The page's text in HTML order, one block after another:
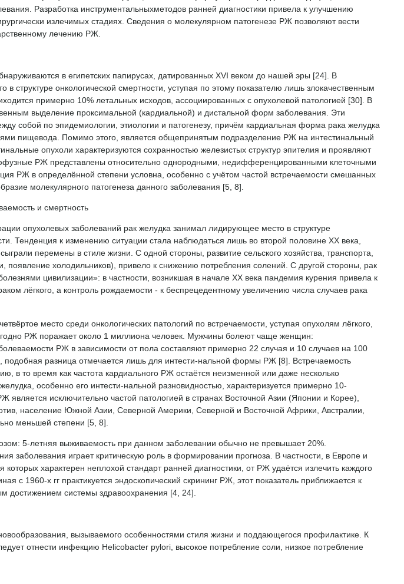
Разработка инструментальныхметодов ранней диагностики привела к улучшению
излечимых стадиях. Сведения о молекулярном патогенезе РЖ позволяют вести
лечению РЖ.
в египетских папирусах, датированных XVI веком до нашей эры [24]. В
структуре онкологической смертности, уступая по этому показателю лишь злокачественным
примерно 10% летальных исходов, ассоциированных с опухолевой патологией [30]. В
выделение проксимальной (кардиальной) и дистальной форм заболевания. Эти
собой по эпидемиологии, этиологии и патогенезу, причём кардиальная форма рака желудка
пищевода. Помимо этого, является общепринятым подразделение РЖ на интестинальный
опухоли характеризуются сохранностью железистых структур эпителия и проявляют
РЖ представлены относительно однородными, недифференцированными клеточными
РЖ в определённой степени условна, особенно с учётом частой встречаемости смешанных
молекулярного патогенеза данного заболевания [5, 8].
и смертность
опухолевых заболеваний рак желудка занимал лидирующее место в структуре
Тенденция к изменению ситуации стала наблюдаться лишь во второй половине ХХ века,
перемены в стиле жизни. С одной стороны, развитие сельского хозяйства, транспорта,
появление холодильников), привело к снижению потребления солений. С другой стороны, рак
цивилизации»: в частности, возникшая в начале ХХ века пандемия курения привела к
лёгкого, а контроль рождаемости - к беспрецедентному увеличению числа случаев рака
место среди онкологических патологий по встречаемости, уступая опухолям лёгкого,
РЖ поражает около 1 миллиона человек. Мужчины болеют чаще женщин:
РЖ в зависимости от пола составляют примерно 22 случая и 10 случаев на 100
подобная разница отмечается лишь для интести-нальной формы РЖ [8]. Встречаемость
в то время как частота кардиального РЖ остаётся неизменной или даже несколько
особенно его интести-нальной разновидностью, характеризуется примерно 10-
является исключительно частой патологией в странах Восточной Азии (Японии и Корее),
население Южной Азии, Северной Америки, Северной и Восточной Африки, Австралии,
меньшей степени [5, 8].
5-летняя выживаемость при данном заболевании обычно не превышает 20%.
заболевания играет критическую роль в формировании прогноза. В частности, в Европе и
которых характерен неплохой стандарт ранней диагностики, от РЖ удаётся излечить каждого
с 1960-х гг практикуется эндоскопический скрининг РЖ, этот показатель приближается к
достижением системы здравоохранения [4, 24].
вызываемого особенностями стиля жизни и поддающегося профилактике. К
отнести инфекцию Helicobacter pylori, высокое потребление соли, низкое потребление